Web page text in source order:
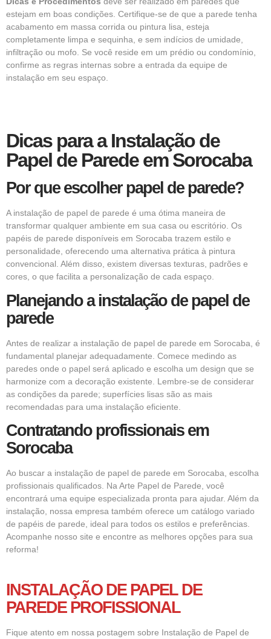
estejam em boas condições. Certifique-se de que a parede tenha
acabamento em massa corrida ou pintura lisa, esteja
completamente limpa e sequinha, e sem indícios de umidade,
infiltração ou mofo. Se você reside em um prédio ou condomínio,
confirme as regras internas sobre a entrada da equipe de
instalação em seu espaço.
Dicas para a Instalação de
Papel de Parede em Sorocaba
Por que escolher papel de parede?
A instalação de papel de parede é uma ótima maneira de
transformar qualquer ambiente em sua casa ou escritório. Os
papéis de parede disponíveis em Sorocaba trazem estilo e
personalidade, oferecendo uma alternativa prática à pintura
convencional. Além disso, existem diversas texturas, padrões e
cores, o que facilita a personalização de cada espaço.
Planejando a instalação de papel de
parede
Antes de realizar a instalação de papel de parede em Sorocaba, é
fundamental planejar adequadamente. Comece medindo as
paredes onde o papel será aplicado e escolha um design que se
harmonize com a decoração existente. Lembre-se de considerar
as condições da parede; superfícies lisas são as mais
recomendadas para uma instalação eficiente.
Contratando profissionais em
Sorocaba
Ao buscar a instalação de papel de parede em Sorocaba, escolha
profissionais qualificados. Na Arte Papel de Parede, você
encontrará uma equipe especializada pronta para ajudar. Além da
instalação, nossa empresa também oferece um catálogo variado
de papéis de parede, ideal para todos os estilos e preferências.
Acompanhe nosso site e encontre as melhores opções para sua
reforma!
INSTALAÇÃO DE PAPEL DE
PAREDE PROFISSIONAL
Fique atento em nossa postagem sobre Instalação de Papel de